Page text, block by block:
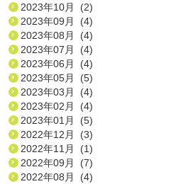
2023年10月 (2)
2023年09月 (4)
2023年08月 (4)
2023年07月 (4)
2023年06月 (4)
2023年05月 (5)
2023年03月 (4)
2023年02月 (4)
2023年01月 (5)
2022年12月 (3)
2022年11月 (1)
2022年09月 (7)
2022年08月 (4)